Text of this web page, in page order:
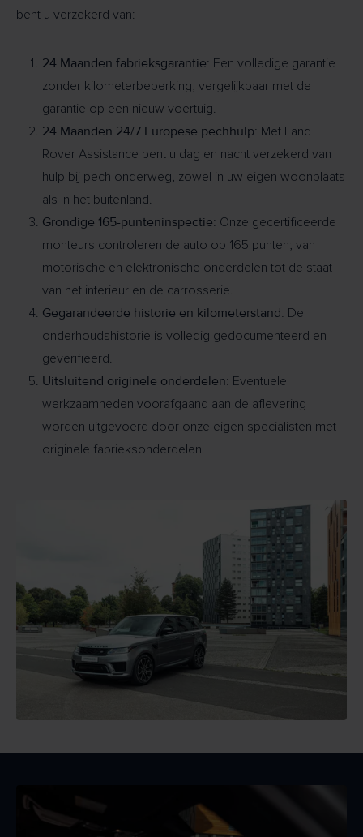
bent u verzekerd van:
24 Maanden fabrieksgarantie: Een volledige garantie
zonder kilometerbeperking, vergelijkbaar met de
garantie op een nieuw voertuig.
24 Maanden 24/7 Europese pechhulp: Met Land
Rover Assistance bent u dag en nacht verzekerd van
hulp bij pech onderweg, zowel in uw eigen woonplaats
als in het buitenland.
Grondige 165-punteninspectie: Onze gecertificeerde
monteurs controleren de auto op 165 punten; van
motorische en elektronische onderdelen tot de staat
van het interieur en de carrosserie.
Gegarandeerde historie en kilometerstand: De
onderhoudshistorie is volledig gedocumenteerd en
geverifieerd.
Uitsluitend originele onderdelen: Eventuele
werkzaamheden voorafgaand aan de aflevering
worden uitgevoerd door onze eigen specialisten met
originele fabrieksonderdelen.